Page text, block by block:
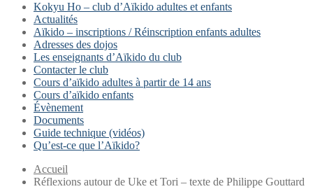
Kokyu Ho – club d’Aïkido adultes et enfants
Actualités
Aïkido – inscriptions / Réinscription enfants adultes
Adresses des dojos
Les enseignants d’Aïkido du club
Contacter le club
Cours d’aïkido adultes à partir de 14 ans
Cours d’aïkido enfants
Évènement
Documents
Guide technique (vidéos)
Qu’est-ce que l’Aïkido?
Accueil
Réflexions autour de Uke et Tori – texte de Philippe Gouttard